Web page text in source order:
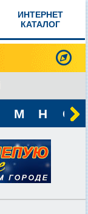
ИНТЕРНЕТ
КАТАЛОГ
М Н О